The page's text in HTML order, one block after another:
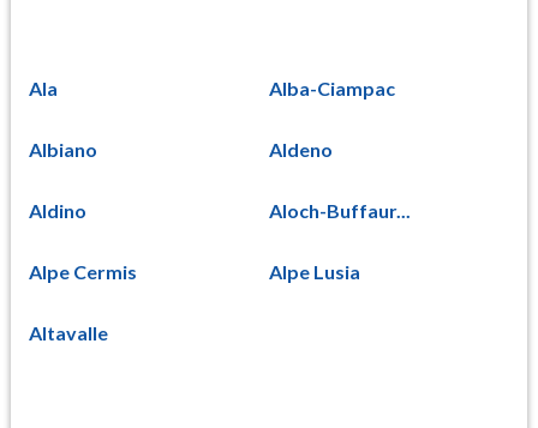
Ala Alba-Ciampac
Albiano Aldeno
Aldino Aloch-Buffaur...
Alpe Cermis Alpe Lusia
Altavalle